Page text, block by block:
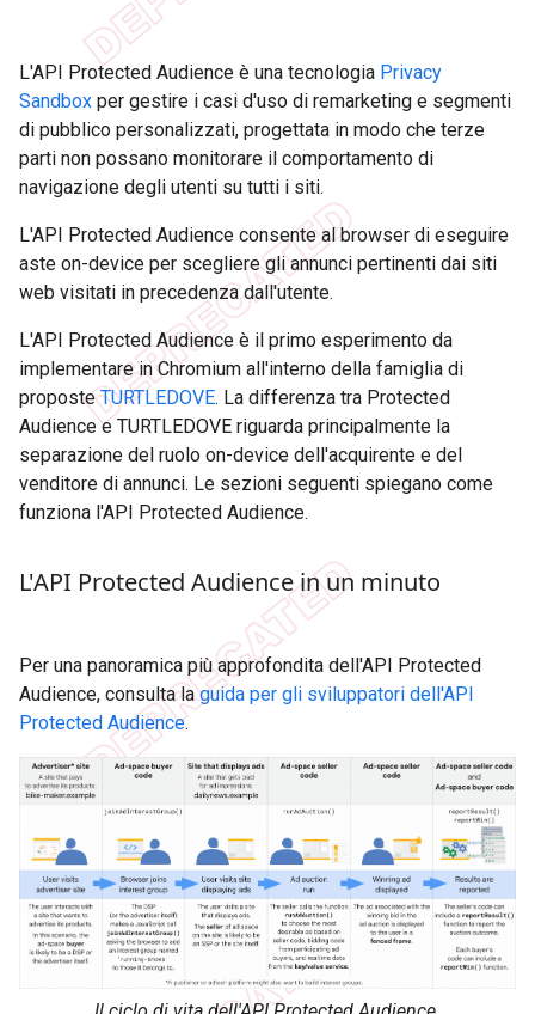
L'API Protected Audience è una tecnologia Privacy
Sandbox per gestire i casi d'uso di remarketing e segmenti
di pubblico personalizzati, progettata in modo che terze
parti non possano monitorare il comportamento di
navigazione degli utenti su tutti i siti.
L'API Protected Audience consente al browser di eseguire
aste on-device per scegliere gli annunci pertinenti dai siti
web visitati in precedenza dall'utente.
L'API Protected Audience è il primo esperimento da
implementare in Chromium all'interno della famiglia di
proposteTURTLEDOVE. La differenza tra Protected
Audience e TURTLEDOVE riguarda principalmente la
separazione del ruolo on-device dell'acquirente e del
venditore di annunci. Le sezioni seguenti spiegano come
funziona l'API Protected Audience.
L'API Protected Audience in un minuto
Per una panoramica più approfondita dell'API Protected
Audience, consulta laguida per gli sviluppatori dell'API
Protected Audience.